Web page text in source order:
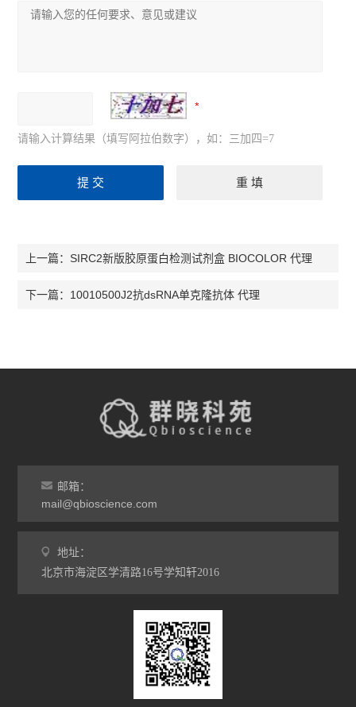
请输入计算结果（填写阿拉伯数字），如：三加四=7
上一篇： SIRC2新版胶原蛋白检测试剂盒 BIOCOLOR 代理
下一篇： 10010500J2抗dsRNA单克隆抗体 代理
邮箱：
mail@qbioscience.com
地址：
北京市海淀区学清路16号学知轩2016